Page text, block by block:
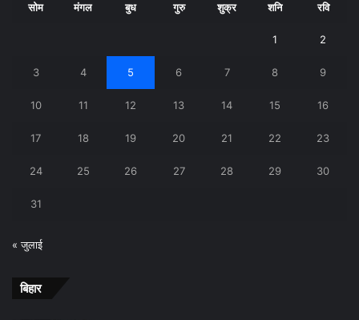
सोम मंगल बुध गुरु शुक्र शनि रवि
1 2
3 4 5 6 7 8 9
10 11 12 13 14 15 16
17 18 19 20 21 22 23
24 25 26 27 28 29 30
31
« जुलाई
बिहार